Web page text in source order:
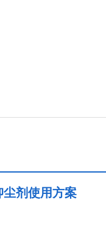
剂使用方案